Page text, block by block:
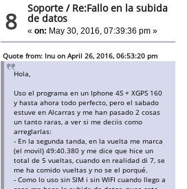
8 Soporte / Re:Fallo en la subida
de datos
«on: May 30, 2016, 07:39:36 pm »
Quote from: Inu on April 26, 2016, 06:53:20 pm
Hola,
Uso el programa en un Iphone 4S + XGPS 160
y hasta ahora todo perfecto, pero el sabado
estuve en Alcarras y me han pasado 2 cosas
un tanto raras, a ver si me deciis como
arreglarlas:
- En la segunda tanda, en la vuelta me marca
(el movil) 49:40.380 y me dice que hice un
total de 5 vueltas, cuando en realidad di 7, se
me ha comido vueltas y no se el porqué.
- Como lo uso sin SIM i sin WIFI cuando llego a